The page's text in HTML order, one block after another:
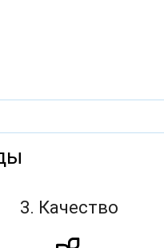
3. Качество